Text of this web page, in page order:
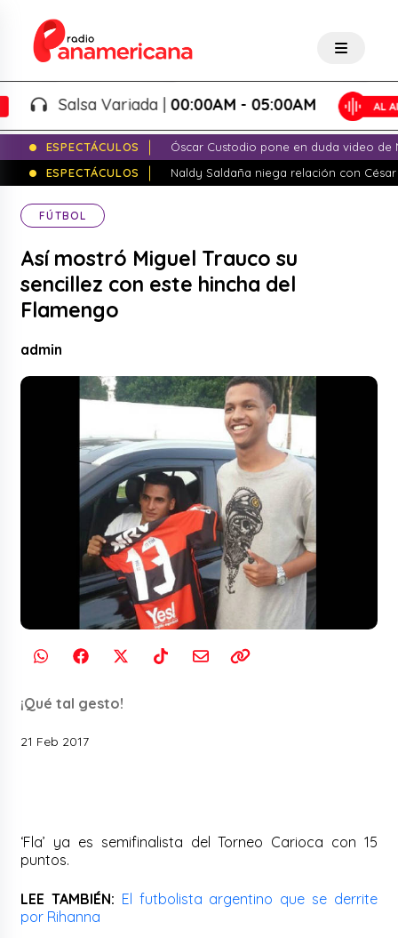
Salsa Variada |00:00AM - 05:00AM
ESPECTÁCULOS
Óscar Custodio pone en duda video de
ESPECTÁCULOS
Naldy Saldaña niega relación con
FÚTBOL
Así mostró Miguel Trauco su
sencillez con este hincha del
Flamengo
admin
¡Qué tal gesto!
21 Feb 2017
‘Fla’ ya es semifinalista del Torneo Carioca con 15
puntos.
LEE TAMBIÉN: El futbolista argentino que se derrite
por Rihanna